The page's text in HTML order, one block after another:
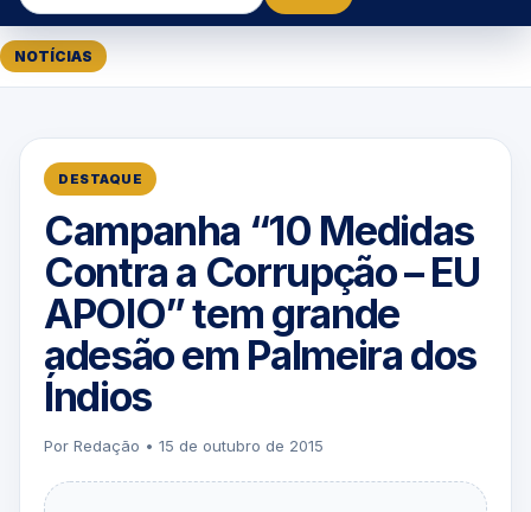
NOTÍCIAS
DESTAQUE
Campanha “10 Medidas
Contra a Corrupção – EU
APOIO” tem grande
adesão em Palmeira dos
Índios
Por Redação • 15 de outubro de 2015